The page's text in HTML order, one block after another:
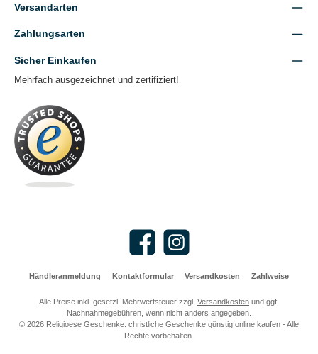
Versandarten
Zahlungsarten
Sicher Einkaufen
Mehrfach ausgezeichnet und zertifiziert!
Facebook Instagram
Händleranmeldung Kontaktformular Versandkosten Zahlweise
Alle Preise inkl. gesetzl. Mehrwertsteuer zzgl. Versandkosten und ggf.
Nachnahmegebühren, wenn nicht anders angegeben.
© 2026 Religioese Geschenke: christliche Geschenke günstig online kaufen - Alle
Rechte vorbehalten.